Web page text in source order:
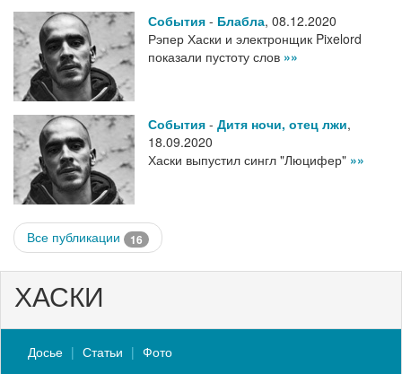
События - Блабла, 08.12.2020
Рэпер Хаски и электронщик Pixelord
показали пустоту слов »»
События - Дитя ночи, отец лжи,
18.09.2020
Хаски выпустил сингл "Люцифер" »»
Все публикации 16
ХАСКИ
Досье Статьи Фото